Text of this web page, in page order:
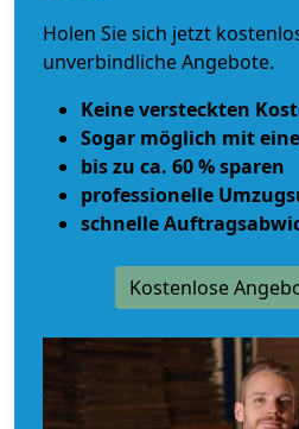
Holen Sie sich jetzt
unverbindliche Angebote.
Keine versteckten
Sogar möglich mit
bis zu ca. 60 % sparen
professionelle
schnelle
Kostenlose